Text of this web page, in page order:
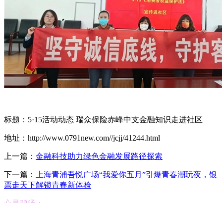
标题：5·15活动动态 瑞众保险赤峰中支金融知识走进社区
地址：http://www.0791new.com//jcjj/41244.html
上一篇： 金融科技助力绿色金融发展路径探索
下一篇：
上海青浦吾悦广场“我爱你五月”引爆青春潮玩夜，银
票走天下解锁青春新体验